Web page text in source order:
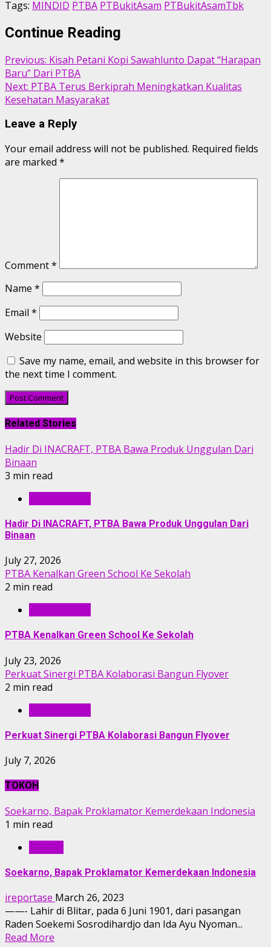
Tags: MINDID PTBA PTBukitAsam PTBukitAsamTbk
Continue Reading
Previous: Kisah Petani Kopi Sawahlunto Dapat “Harapan
Baru” Dari PTBA
Next: PTBA Terus Berkiprah Meningkatkan Kualitas
Kesehatan Masyarakat
Leave a Reply
Your email address will not be published. Required fields
are marked *
Comment*
Name *
Email *
Website
Save my name, email, and website in this browser for
the next time I comment.
Related Stories
Hadir Di INACRAFT, PTBA Bawa Produk Unggulan Dari
Binaan
3 min read
Hadir Di INACRAFT, PTBA Bawa Produk Unggulan Dari
Binaan
July 27, 2026
PTBA Kenalkan Green School Ke Sekolah
2 min read
PTBA Kenalkan Green School Ke Sekolah
July 23, 2026
Perkuat Sinergi PTBA Kolaborasi Bangun Flyover
2 min read
Perkuat Sinergi PTBA Kolaborasi Bangun Flyover
July 7, 2026
TOKOH
Soekarno, Bapak Proklamator Kemerdekaan Indonesia
1 min read
Soekarno, Bapak Proklamator Kemerdekaan Indonesia
ireportase March 26, 2023
——- Lahir di Blitar, pada 6 Juni 1901, dari pasangan
Raden Soekemi Sosrodihardjo dan Ida Ayu Nyoman...
Read More